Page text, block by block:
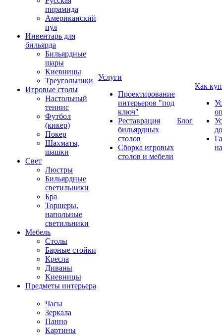
пирамида
Американский
пул
Инвентарь для
бильярда
Бильярдные
шары
Киевницы
Треугольники
Игровые столы
Настольный
теннис
Футбол
(кикер)
Покер
Шахматы,
шашки
Свет
Люстры
Бильярдные
светильники
Бра
Торшеры,
напольные
светильники
Мебель
Столы
Барные стойки
Кресла
Диваны
Киевницы
Предметы интерьера
Часы
Зеркала
Панно
Картины
Услуги
Проектирование
интерьеров "под
ключ"
Реставрация
бильярдных
столов
Сборка игровых
столов и мебели
Блог
Как